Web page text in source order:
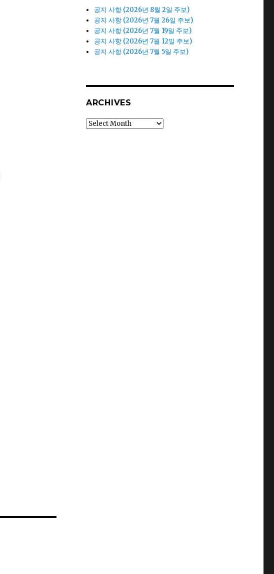
공지 사항 (2026년 8월 2일 주보)
공지 사항 (2026년 7월 26일 주보)
공지 사항 (2026년 7월 19일 주보)
공지 사항 (2026년 7월 12일 주보)
공지 사항 (2026년 7월 5일 주보)
ARCHIVES
Archives